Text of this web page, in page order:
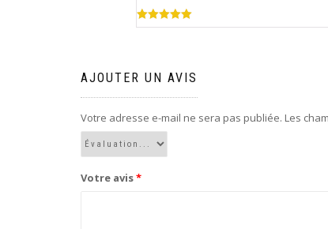
Note5sur
AJOUTER UN AVIS
Votre adresse e-mail ne sera pas publiée. Les
Votre avis*